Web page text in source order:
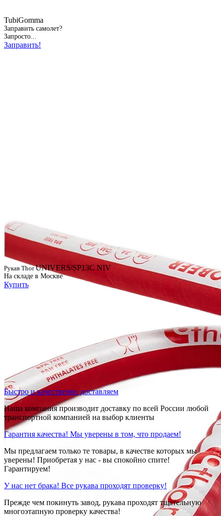
TubiGomma
Заправить самолет?
Запросто...
Заправить!
Рукав ThorUNIVERS/SP13C NIV
На складе в Москве
Купить
Быстро и качественно доставляем
Наша компания производит доставку по всей России любой
транспортной компанией на выбор клиенты
Гарантия качества! Мы уверены в том, что продаем!
Мы предлагаем только те товары, в качестве которых мы
уверены! Приобретая у нас - вы спокойно спите!
Гарантируем!
У нас нет брака! Все рукава проходят проверку!
Прежде чем покинуть завод, рукава проходят тщательную
многоэтапную проверку качества!